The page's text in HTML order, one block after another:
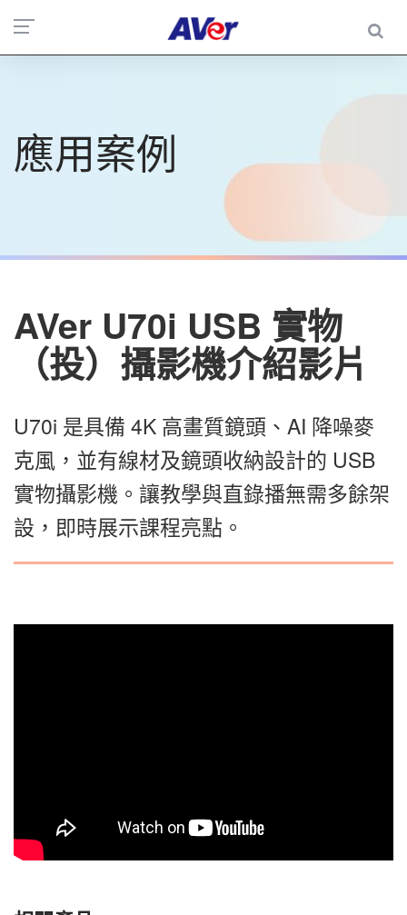
應用案例
AVer U70i USB 實物
（投）攝影機介紹影片
U70i 是具備 4K 高畫質鏡頭、AI 降噪麥
克風，並有線材及鏡頭收納設計的 USB
實物攝影機。讓教學與直錄播無需多餘架
設，即時展示課程亮點。